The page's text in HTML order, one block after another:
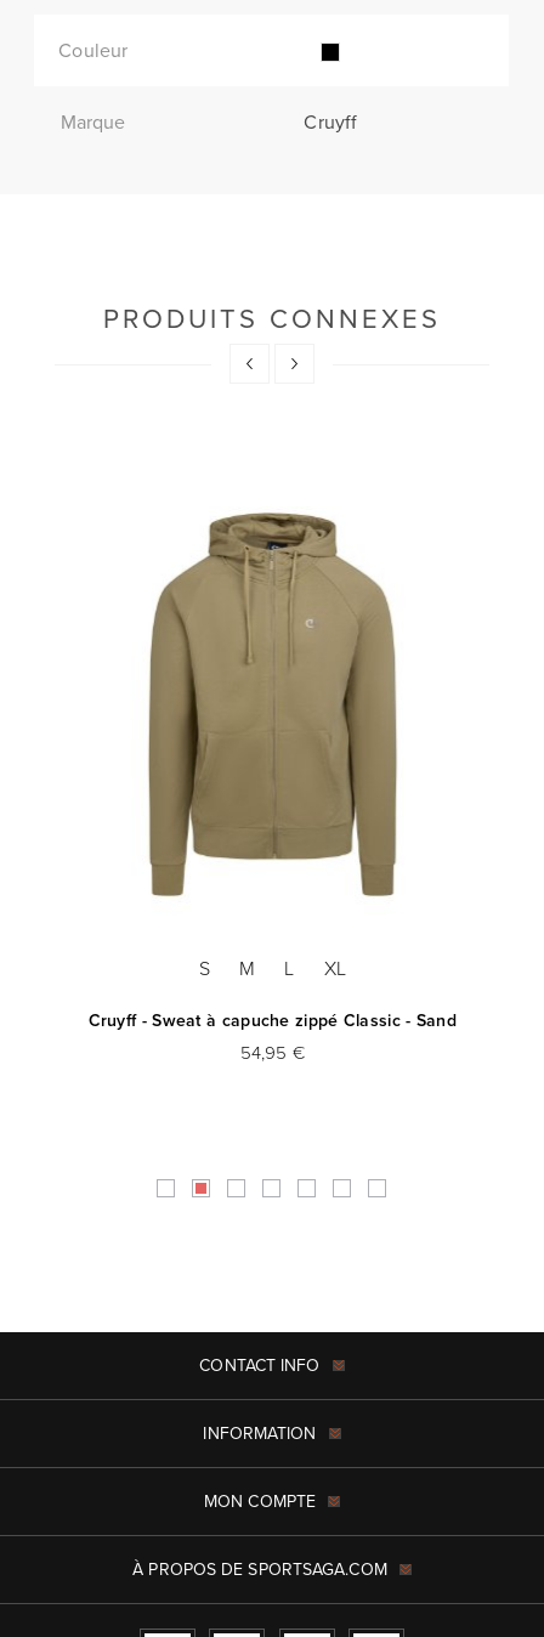
Couleur
Marque Cruyff
PRODUITS CONNEXES
S M L XL
Cruyff - Sweat à capuche zippé Classic - Sand
54,95 €
CONTACT INFO
INFORMATION
MON COMPTE
À PROPOS DE SPORTSAGA.COM